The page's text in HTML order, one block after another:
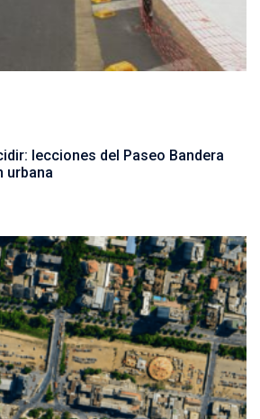
lecciones del Paseo Bandera
urbana